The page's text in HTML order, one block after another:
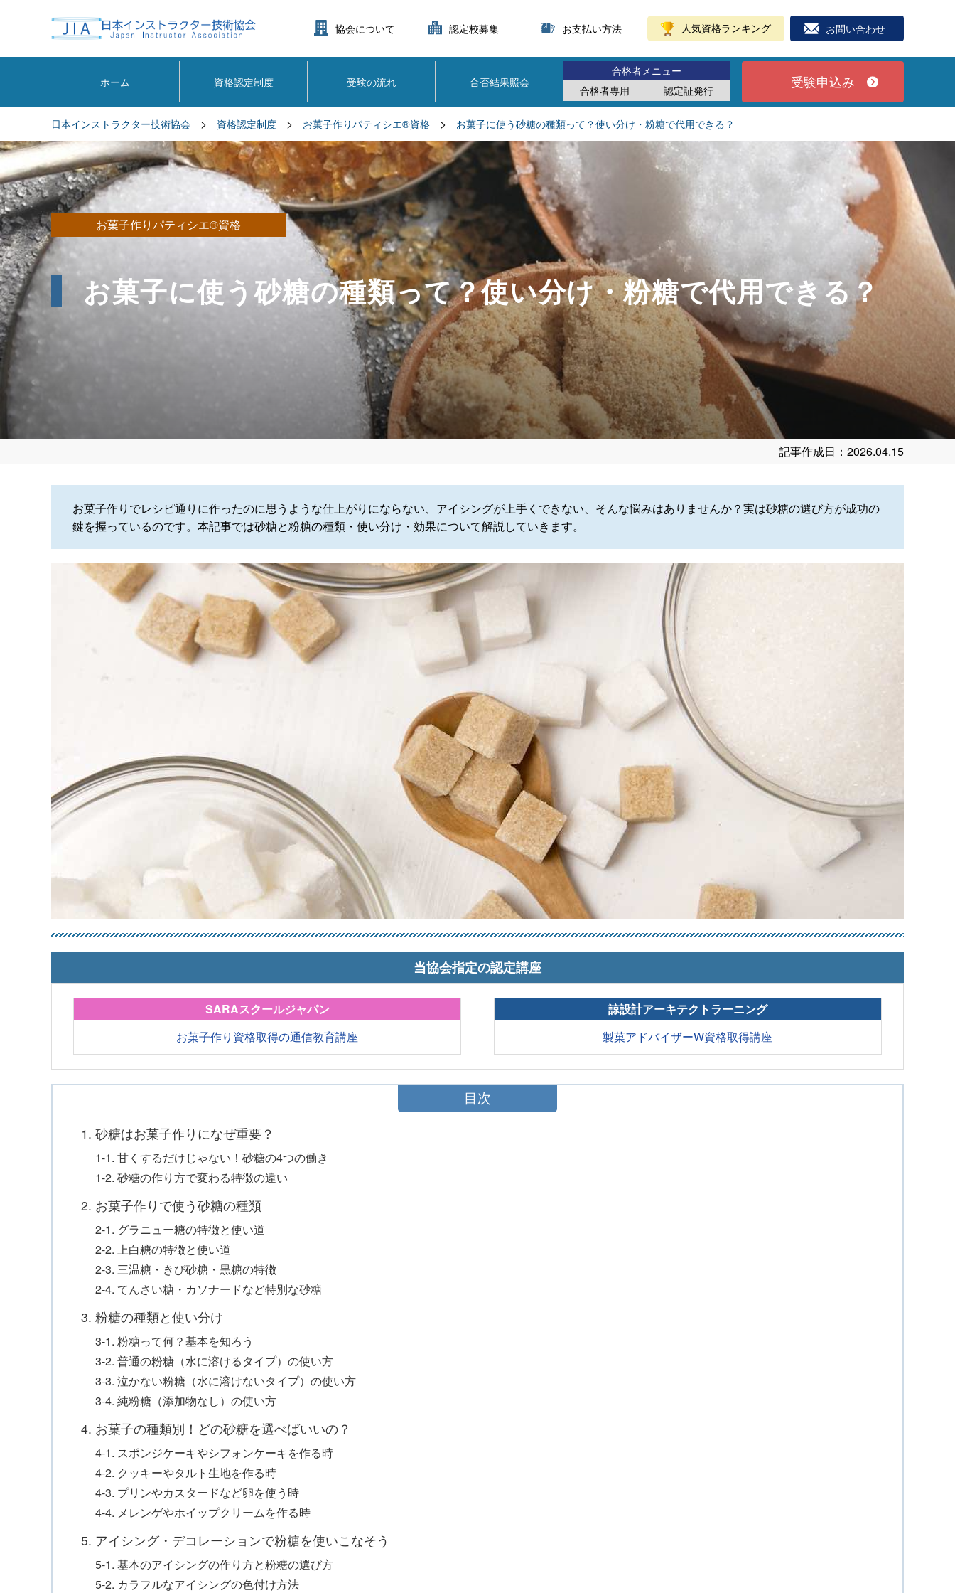
協会について 認定校募集 お支払い方法 人気資格ランキング お問い合わせ
ホーム 資格認定制度 受験の流れ 合否結果照会
合格者メニュー
合格者専用
認定証発行 受験申込み
日本インストラクター技術協会 > 資格認定制度 > お菓子作りパティシエ®資格 > お菓子に使う砂糖の種類って？使い分け・粉糖で代用できる？
お菓子作りパティシエ®資格
お菓子に使う砂糖の種類って？使い分け・粉糖で代用できる？
記事作成日：2026.04.15
お菓子作りでレシピ通りに作ったのに思うような仕上がりにならない、アイシングが上手くできない、そんな悩みはありませんか？実は砂糖の選び方が成功の
鍵を握っているのです。本記事では砂糖と粉糖の種類・使い分け・効果について解説していきます。
当協会指定の認定講座
SARAスクールジャパン
お菓子作り資格取得の通信教育講座
諒設計アーキテクトラーニング
製菓アドバイザーW資格取得講座
目次
1. 砂糖はお菓子作りになぜ重要？
1-1. 甘くするだけじゃない！砂糖の4つの働き
1-2. 砂糖の作り方で変わる特徴の違い
2. お菓子作りで使う砂糖の種類
2-1. グラニュー糖の特徴と使い道
2-2. 上白糖の特徴と使い道
2-3. 三温糖・きび砂糖・黒糖の特徴
2-4. てんさい糖・カソナードなど特別な砂糖
3. 粉糖の種類と使い分け
3-1. 粉糖って何？基本を知ろう
3-2. 普通の粉糖（水に溶けるタイプ）の使い方
3-3. 泣かない粉糖（水に溶けないタイプ）の使い方
3-4. 純粉糖（添加物なし）の使い方
4. お菓子の種類別！どの砂糖を選べばいいの？
4-1. スポンジケーキやシフォンケーキを作る時
4-2. クッキーやタルト生地を作る時
4-3. プリンやカスタードなど卵を使う時
4-4. メレンゲやホイップクリームを作る時
5. アイシング・デコレーションで粉糖を使いこなそう
5-1. 基本のアイシングの作り方と粉糖の選び方
5-2. カラフルなアイシングの色付け方法